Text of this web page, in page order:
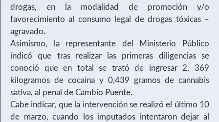
drogas, en la modalidad de promoción y/o
favorecimiento al consumo legal de drogas tóxicas –
agravado.
Asimismo, la representante del Ministerio Público
indicó que tras realizar las primeras diligencias se
conoció que en total se trató de ingresar 2, 369
kilogramos de cocaína y 0,439 gramos de cannabis
sativa, al penal de Cambio Puente.
Cabe indicar, que la intervención se realizó el último 10
de marzo, cuando los imputados intentaron dejar al